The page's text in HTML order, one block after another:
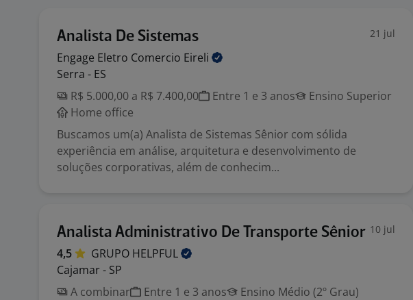
Analista De Sistemas 21 jul
Engage Eletro Comercio Eireli
Serra - ES
R$ 5.000,00 a R$ 7.400,00
Entre 1 e 3 anos
Ensino Superior
Home office
Buscamos um(a) Analista de Sistemas Sênior com sólida
experiência em análise, arquitetura e desenvolvimento de
soluções corporativas, além de conhecim...
Analista Administrativo De Transporte Sênior 10 jul
4,5 GRUPO HELPFUL
Cajamar - SP
A combinar
Entre 1 e 3 anos
Ensino Médio (2º Grau)